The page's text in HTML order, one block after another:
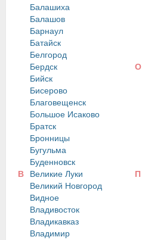
Балашиха
Балашов
Барнаул
Батайск
Белгород
Бердск
Бийск
Бисерово
Благовещенск
Большое Исаково
Братск
Бронницы
Бугульма
Буденновск
В
Великие Луки
Великий Новгород
Видное
Владивосток
Владикавказ
Владимир
О
П